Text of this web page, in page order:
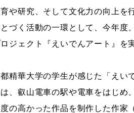
や研究、そして文化力の向上
づく活動の一環として、今年度
ジェクト『えいでんアート』を
精華大学の学生が感じた「え
、叡山電車の駅や電車をはじ
の高かった作品を制作した作家